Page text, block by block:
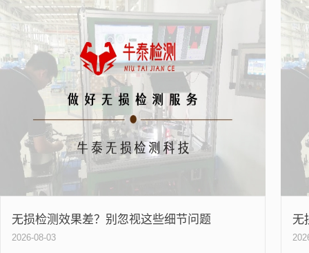
无损检测效果差？别忽视这些细节问题
2026-08-03
无